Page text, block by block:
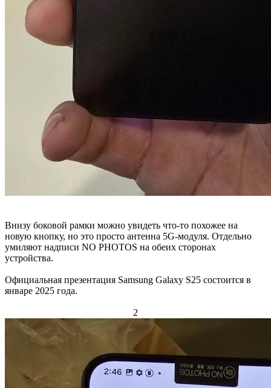
Внизу боковой рамки можно увидеть что-то похожее на
новую кнопку, но это просто антенна 5G-модуля. Отдельно
умиляют надписи NO PHOTOS на обеих сторонах
устройства.
Официальная презентация Samsung Galaxy S25 состоится в
январе 2025 года.
2